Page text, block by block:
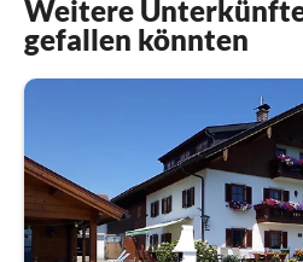
Weitere
gefallen könnten